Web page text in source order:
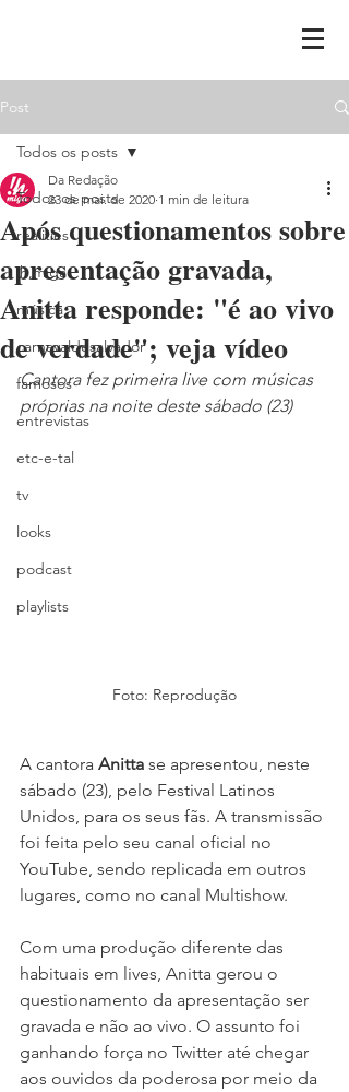
Post
Todos os posts
realities
ih,miga
música
carnavaldesalvador
famosos
entrevistas
etc-e-tal
tv
looks
podcast
playlists
Todos os posts
Após questionamentos sobre
apresentação gravada,
Anitta responde: "é ao vivo
de verdade"; veja vídeo
Da Redação
23 de mai. de 2020 1 min de leitura
Cantora fez primeira live com músicas
próprias na noite deste sábado (23)
Foto: Reprodução
A cantora Anitta se apresentou, neste
sábado (23), pelo Festival Latinos
Unidos, para os seus fãs. A transmissão
foi feita pelo seu canal oficial no
YouTube, sendo replicada em outros
lugares, como no canal Multishow.
Com uma produção diferente das
habituais em lives, Anitta gerou o
questionamento da apresentação ser
gravada e não ao vivo. O assunto foi
ganhando força no Twitter até chegar
aos ouvidos da poderosa por meio da